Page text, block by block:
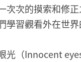
次次的摸索和修
習觀看外在世界
光（Innocent